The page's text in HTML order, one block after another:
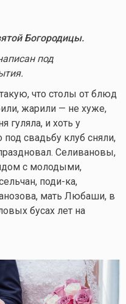
Богородицы.
под
что столы от блюд
жарили — не хуже,
гуляла, и хоть у
свадьбу клуб сняли,
Селивановы,
с молодыми,
поди-ка,
мать Любаши, в
бусах лет на